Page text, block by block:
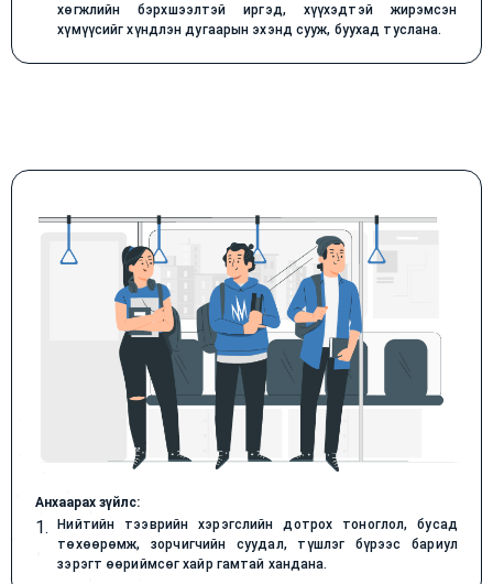
хөгжлийн бэрхшээлтэй иргэд, хүүхэдтэй жирэмсэн
хүмүүсийг хүндлэн дугаарын эхэнд сууж, буухад туслана.
Анхаарах зүйлс:
1.
Нийтийн тээврийн хэрэгслийн дотрох тоноглол, бусад
төхөөрөмж, зорчигчийн суудал, түшлэг бүрээс бариул
зэрэгт өөриймсөг хайр гамтай хандана.